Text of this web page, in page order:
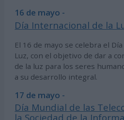
16 de mayo -
Día Internacional de la
El 16 de mayo se celebra el
Luz, con el objetivo de dar a
de la luz para los seres
a su desarrollo integral.
17 de mayo -
Día Mundial de las
la Sociedad de la